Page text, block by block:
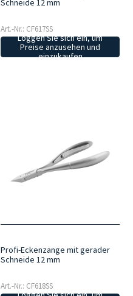
Schneide 12 mm
Art.-Nr.: CF617SS
Loggen Sie sich ein, um
Preise anzusehen und
einzukaufen
Profi-Eckenzange mit gerader
Schneide 12 mm
Art.-Nr.: CF618SS